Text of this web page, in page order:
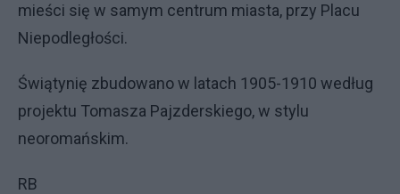
mieści się w samym centrum miasta, przy Placu
Niepodległości.
Świątynię zbudowano w latach 1905-1910 według
projektu Tomasza Pajzderskiego, w stylu
neoromańskim.
RB